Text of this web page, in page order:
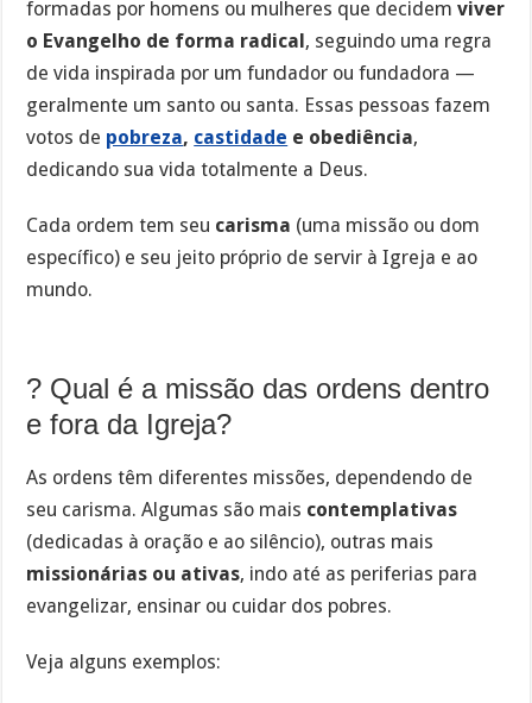
formadas por homens ou mulheres que decidemviver
o Evangelho de forma radical, seguindo uma regra
de vida inspirada por um fundador ou fundadora —
geralmente um santo ou santa. Essas pessoas fazem
votos de pobreza, castidade e obediência,
dedicando sua vida totalmente a Deus.
Cada ordem tem seu carisma (uma missão ou dom
específico) e seu jeito próprio de servir à Igreja e ao
mundo.
? Qual é a missão das ordens dentro
e fora da Igreja?
As ordens têm diferentes missões, dependendo de
seu carisma. Algumas são mais contemplativas
(dedicadas à oração e ao silêncio), outras mais
missionárias ou ativas, indo até as periferias para
evangelizar, ensinar ou cuidar dos pobres.
Veja alguns exemplos: